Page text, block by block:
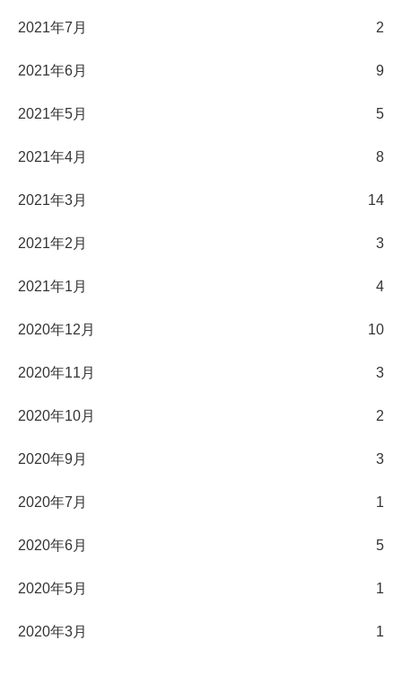
2021年7月 2
2021年6月 9
2021年5月 5
2021年4月 8
2021年3月 14
2021年2月 3
2021年1月 4
2020年12月 10
2020年11月 3
2020年10月 2
2020年9月 3
2020年7月 1
2020年6月 5
2020年5月 1
2020年3月 1